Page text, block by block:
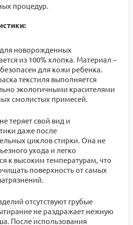
процедур.
новорожденных
из 100% хлопка. Материал –
для кожи ребенка.
текстиля выполняется
экологичными красителями
смолистых примесей.
теряет свой вид и
даже после
циклов стирки. Она не
ухода и легко
к высоким температурам, что
поверхность от самых
отсутствуют грубые
не раздражает нежную
После использования